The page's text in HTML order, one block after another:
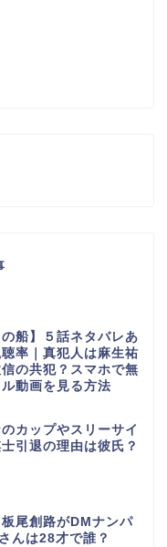
の船】５話ネタバレあ
率｜真犯人は麻生祐
の共犯？スマホで無
動画を見る方法
カップやスリーサイ
引退の理由は彼氏？
板尾創路がDMナンパ
んは28才で誰？